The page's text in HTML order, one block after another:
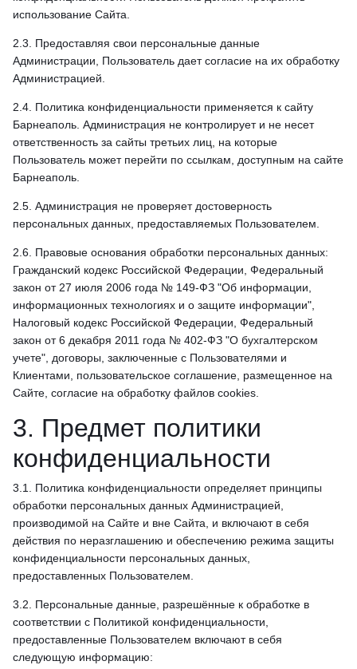
использование Сайта.
2.3. Предоставляя свои персональные данные
Администрации, Пользователь дает согласие на их обработку
Администрацией.
2.4. Политика конфиденциальности применяется к сайту
Барнеаполь. Администрация не контролирует и не несет
ответственность за сайты третьих лиц, на которые
Пользователь может перейти по ссылкам, доступным на сайте
Барнеаполь.
2.5. Администрация не проверяет достоверность
персональных данных, предоставляемых Пользователем.
2.6. Правовые основания обработки персональных данных:
Гражданский кодекс Российской Федерации, Федеральный
закон от 27 июля 2006 года № 149-ФЗ "Об информации,
информационных технологиях и о защите информации",
Налоговый кодекс Российской Федерации, Федеральный
закон от 6 декабря 2011 года № 402-ФЗ "О бухгалтерском
учете", договоры, заключенные с Пользователями и
Клиентами, пользовательское соглашение, размещенное на
Сайте, согласие на обработку файлов cookies.
3. Предмет политики
конфиденциальности
3.1. Политика конфиденциальности определяет принципы
обработки персональных данных Администрацией,
производимой на Сайте и вне Сайта, и включают в себя
действия по неразглашению и обеспечению режима защиты
конфиденциальности персональных данных,
предоставленных Пользователем.
3.2. Персональные данные, разрешённые к обработке в
соответствии с Политикой конфиденциальности,
предоставленные Пользователем включают в себя
следующую информацию: